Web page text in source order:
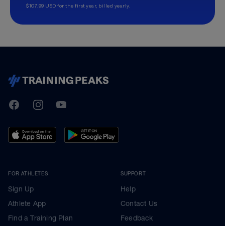
$107.99 USD for the first year, billed yearly.
TrainingPeaks
FacebookInstagramYoutube
FOR ATHLETES
Sign Up
Athlete App
Find a Training Plan
SUPPORT
Help
Contact Us
Feedback